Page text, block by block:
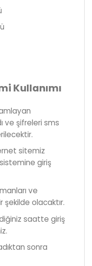
Kullanımı
ve şifreleri sms
sitemiz
giriş
ve
şekilde olacaktır.
saatte giriş
sonra